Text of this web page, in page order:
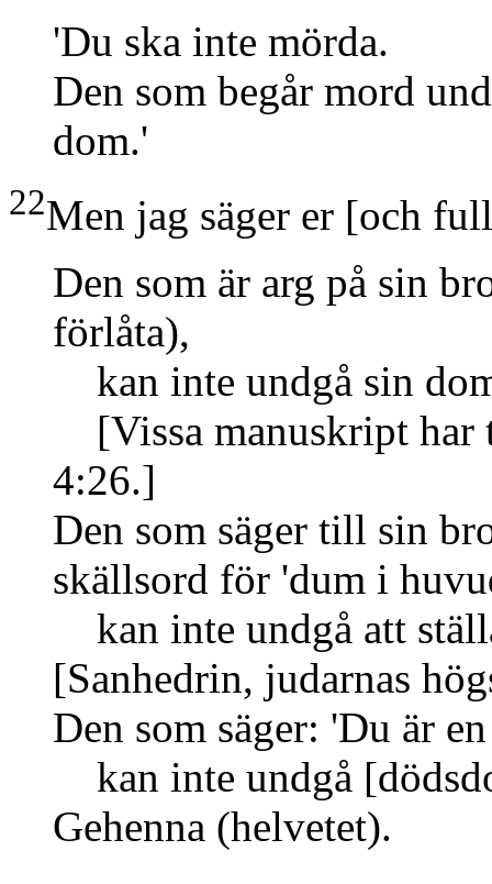
'Du ska inte mörda.
Den som begår mord
dom.'
22Men jag säger er [och
Den som är arg på sin
förlåta),
kan inte undgå sin
[Vissa manuskript
4:26.]
Den som säger till sin
skällsord för 'dum i
kan inte undgå att
[Sanhedrin, judarnas
Den som säger: 'Du är
kan inte undgå
Gehenna (helvetet).